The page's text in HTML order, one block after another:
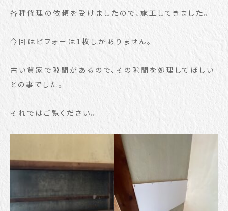
各種修理の依頼を受けましたので、施工してきました。
今回はビフォーは1枚しかありません。
古い貸家で隙間があるので、その隙間を処理してほしい
との事でした。
それではご覧ください。